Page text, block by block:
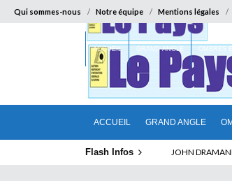
Qui sommes-nous Notre équipe Mentions légales
ACCUEIL GRAND ANGLE
ACCUEIL GRAND ANGLE OMBRES
Flash Infos ELECTION DE